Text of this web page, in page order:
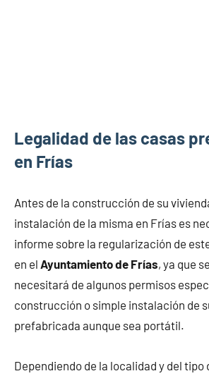
Legalidad de las casas
en Frías
Antes de la construcción de su
instalación de la misma en Frías es
informe sobre la regularización de
en el Ayuntamiento de Frías, ya que
necesitará de algunos permisos
construcción o simple instalación de
prefabricada aunque sea portátil.
Dependiendo de la localidad y del tipo